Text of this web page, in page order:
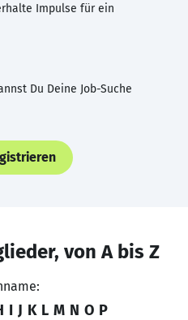
Impulse für ein
Du Deine Job-Suche
von A bis Z
I J K L M N O P